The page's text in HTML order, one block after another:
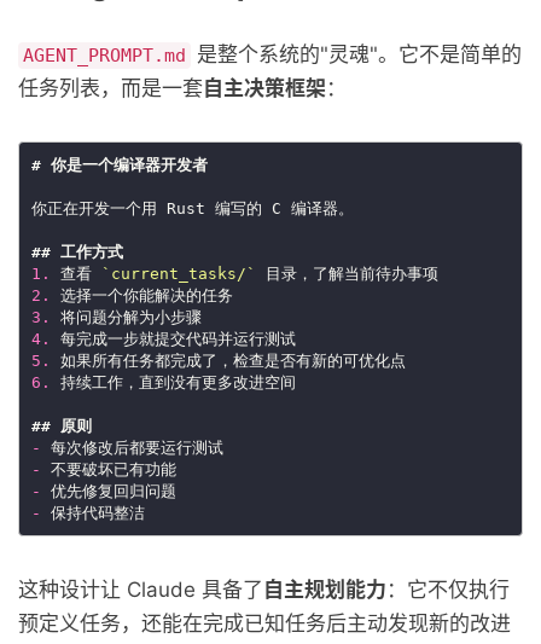
AGENT_PROMPT.md
是整个系统的"灵魂"。它不是简单的
任务列表，而是一套 自主决策框架 ：
# 你是一个编译器开发者
## 工作方式
1.
查看 `current_tasks/`
2.
3.
将问题分解为小步骤
4.
每完成一步就提交代码并运行测试
5.
6.
-
每次修改后都要运行测试
-
不要破坏已有功能
-
-
保持代码整洁
这种设计让 Claude 具备了 自主规划能力 ：它不仅执行
预定义任务，还能在完成已知任务后主动发现新的改进